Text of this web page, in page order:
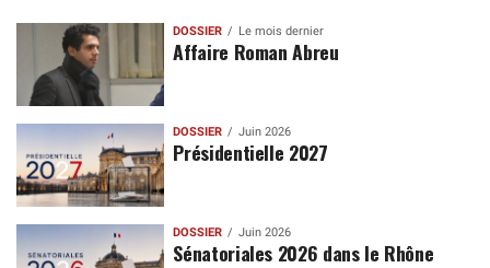
DOSSIER Le mois dernier
Affaire Roman Abreu
DOSSIER Juin 2026
Présidentielle 2027
DOSSIER Juin 2026
Sénatoriales 2026 dans le Rhône